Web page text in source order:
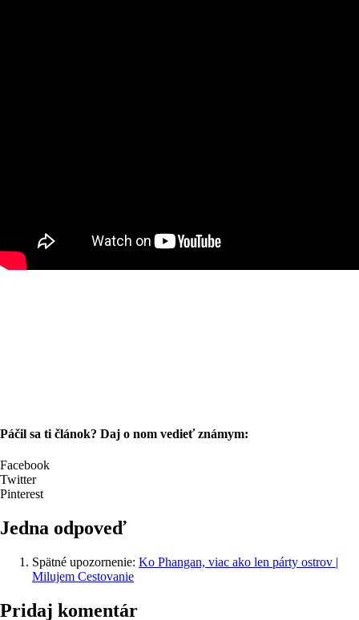
Páčil sa ti článok? Daj o nom vedieť známym:
Facebook
Twitter
Pinterest
Jedna odpoveď
Spätné upozornenie: Ko Phangan, viac ako len párty ostrov |
Milujem Cestovanie
Pridaj komentár